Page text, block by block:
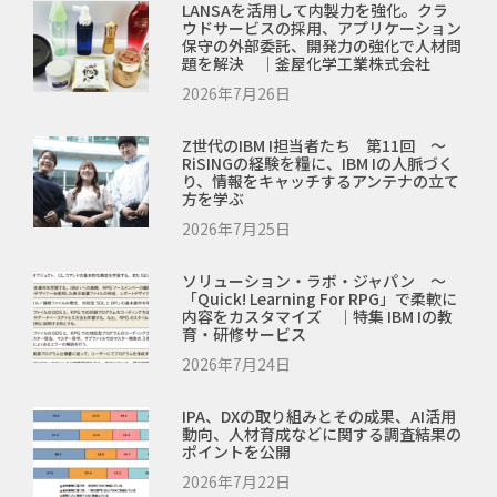
LANSAを活用して内製力を強化。クラ
ウドサービスの採用、アプリケーション
保守の外部委託、開発力の強化で人材問
題を解決 ｜釜屋化学工業株式会社
2026年7月26日
Z世代のIBM I担当者たち 第11回 ～
RiSINGの経験を糧に、IBM Iの人脈づく
り、情報をキャッチするアンテナの立て
方を学ぶ
2026年7月25日
ソリューション・ラボ・ジャパン ～
「Quick! Learning For RPG」で柔軟に
内容をカスタマイズ ｜特集 IBM Iの教
育・研修サービス
2026年7月24日
IPA、DXの取り組みとその成果、AI活用
動向、人材育成などに関する調査結果の
ポイントを公開
2026年7月22日